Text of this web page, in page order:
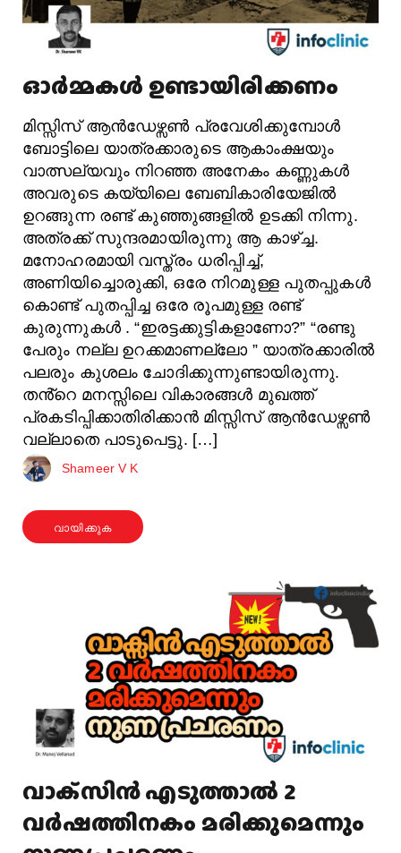
ഓർമ്മകൾ ഉണ്ടായിരിക്കണം
മിസ്സിസ് ആൻഡേഴ്സൺ പ്രവേശിക്കുമ്പോൾ
ബോട്ടിലെ യാത്രക്കാരുടെ ആകാംക്ഷയും
വാത്സല്യവും നിറഞ്ഞ അനേകം കണ്ണുകൾ
അവരുടെ കയ്യിലെ ബേബികാരിയേജിൽ
ഉറങ്ങുന്ന രണ്ട് കുഞ്ഞുങ്ങളിൽ ഉടക്കി നിന്നു.
അത്രക്ക് സുന്ദരമായിരുന്നു ആ കാഴ്ച്ച.
മനോഹരമായി വസ്ത്രം ധരിപ്പിച്ച്,
അണിയിച്ചൊരുക്കി, ഒരേ നിറമുള്ള പുതപ്പുകൾ
കൊണ്ട് പുതപ്പിച്ച ഒരേ രൂപമുള്ള രണ്ട്
കുരുന്നുകൾ . “ഇരട്ടക്കുട്ടികളാണോ?” “രണ്ടു
പേരും നല്ല ഉറക്കമാണല്ലോ ” യാത്രക്കാരിൽ
പലരും കുശലം ചോദിക്കുന്നുണ്ടായിരുന്നു.
തൻ്റെ മനസ്സിലെ വികാരങ്ങൾ മുഖത്ത്
പ്രകടിപ്പിക്കാതിരിക്കാൻ മിസ്സിസ് ആൻഡേഴ്സൺ
വല്ലാതെ പാടുപെട്ടു. […]
Shameer V K
വായിക്കുക
വാക്‌സിൻ എടുത്താൽ 2
വർഷത്തിനകം മരിക്കുമെന്നും